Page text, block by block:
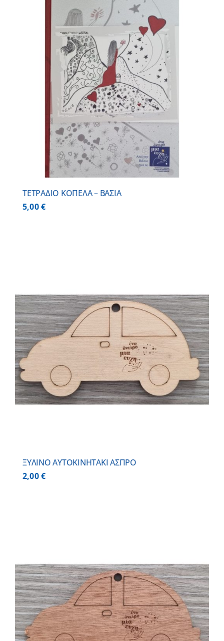
ΤΕΤΡΑΔΙΟ ΚΟΠΕΛΑ – ΒΑΣΙΑ
5,00€
ΞΥΛΙΝΟ AYTOKINHTAKI ΑΣΠΡΟ
2,00€